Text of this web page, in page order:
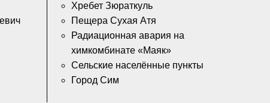
Хребет Зюраткуль
Пещера Сухая Атя
Радиационная авария на
химкомбинате «Маяк»
Сельские населённые пункты
Город Сим